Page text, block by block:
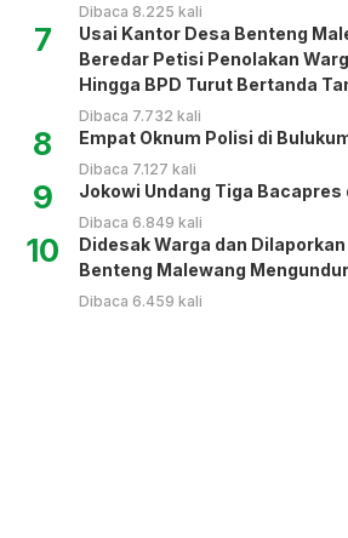
Dibaca 8.225 kali
7
Usai Kantor Desa Benteng
Beredar Petisi Penolakan
Hingga BPD Turut Bertanda
Dibaca 7.732 kali
8 Empat Oknum Polisi di
Dibaca 7.127 kali
9 Jokowi Undang Tiga
Dibaca 6.849 kali
10
Didesak Warga dan
Benteng Malewang
Dibaca 6.459 kali